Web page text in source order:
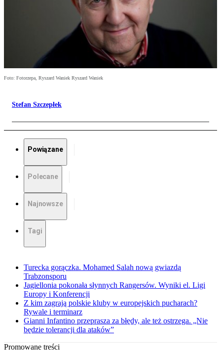
Foto: Fotorzepa, Ryszard Waniek Ryszard Waniek
Stefan Szczepłek
Powiązane
Polecane
Najnowsze
Tagi
Turecka gorączka. Mohamed Salah nową gwiazdą
Trabzonsporu
Jagiellonia pokonała słynnych Rangersów. Wyniki el. Ligi
Europy i Konferencji
Z kim zagrają polskie kluby w europejskich pucharach?
Rywale i terminarz
Gianni Infantino przeprasza za błędy, ale też ostrzega. „Nie
będzie tolerancji dla ataków”
Promowane treści